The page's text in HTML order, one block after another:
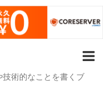
術的なことを書くブ